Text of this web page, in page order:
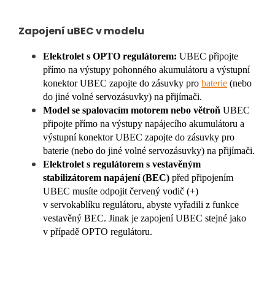
Zapojení uBEC v modelu
Elektrolet s OPTO regulátorem: UBEC připojte
přímo na výstupy pohonného akumulátoru a výstupní
konektor UBEC zapojte do zásuvky pro baterie (nebo
do jiné volné servozásuvky) na přijímači.
Model se spalovacím motorem nebo větroň UBEC
připojte přímo na výstupy napájecího akumulátoru a
výstupní konektor UBEC zapojte do zásuvky pro
baterie (nebo do jiné volné servozásuvky) na přijímači.
Elektrolet s regulátorem s vestavěným
stabilizátorem napájení (BEC) před připojením
UBEC musíte odpojit červený vodič (+)
v servokablíku regulátoru, abyste vyřadili z funkce
vestavěný BEC. Jinak je zapojení UBEC stejné jako
v případě OPTO regulátoru.